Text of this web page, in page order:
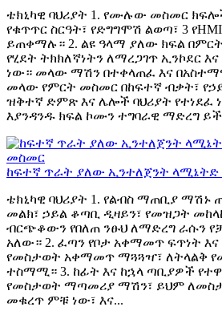
ቴክኒካዊ ባህሪያት 1. የሙሉው መስመር
የቁጥጥር ስርዓት፣ የድግግሞሽ ልወጣ፣ 3
ይጠቀማሉ። 2. ልዩ ዓላማ ያለው ክፍል
የሂደት ትክክለኛነትን ለማረጋገጥ ኢንኮደር
ነው። መላው ማሽን በተቀላጠፈ እና
መላው የምርት መስመር በከፍተኛ ብቃት፣
ዝቅተኛ ድምጽ እና ሌሎች ባህሪያት
እያንዳንዱ ክፍል ኮሙን ተግባራዊ ማድረግ
ከፍተኛ ጥራት ያለው ኢንተለጀንት ላሚኔትድ
ቴክኒካዊ ባህሪያት 1. የልብስ ማጠቢያ ማሽኑ
መልክ፣ ኃይል ቆጣቢ ዲዛይን፣ የመዝጋት
ብርጭቆውን የበለጠ ንፁህ ለማድረግ ራሱን
አለው። 2. ፈጣን የቦታ አቀማመጥ ፍጥነት
የመስታወት አቀማመጥ ማጓጓዣ፣ ለትላልቅ
ተስማሚ። 3. ከፊት እና ከኋላ ጣቢያዎች
የመስታወት ማጣመሪያ ማሽን፣ ይህም
መቁረጥ ምቹ ነው፣ እና...